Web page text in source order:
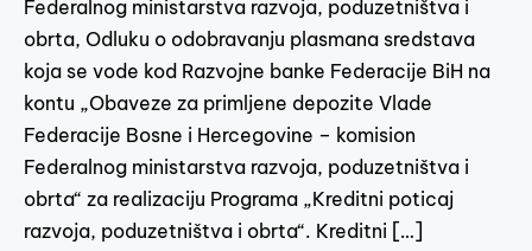
Federalnog ministarstva razvoja, poduzetništva i
obrta, Odluku o odobravanju plasmana sredstava
koja se vode kod Razvojne banke Federacije BiH na
kontu „Obaveze za primljene depozite Vlade
Federacije Bosne i Hercegovine – komision
Federalnog ministarstva razvoja, poduzetništva i
obrta“ za realizaciju Programa „Kreditni poticaj
razvoja, poduzetništva i obrta“. Kreditni […]